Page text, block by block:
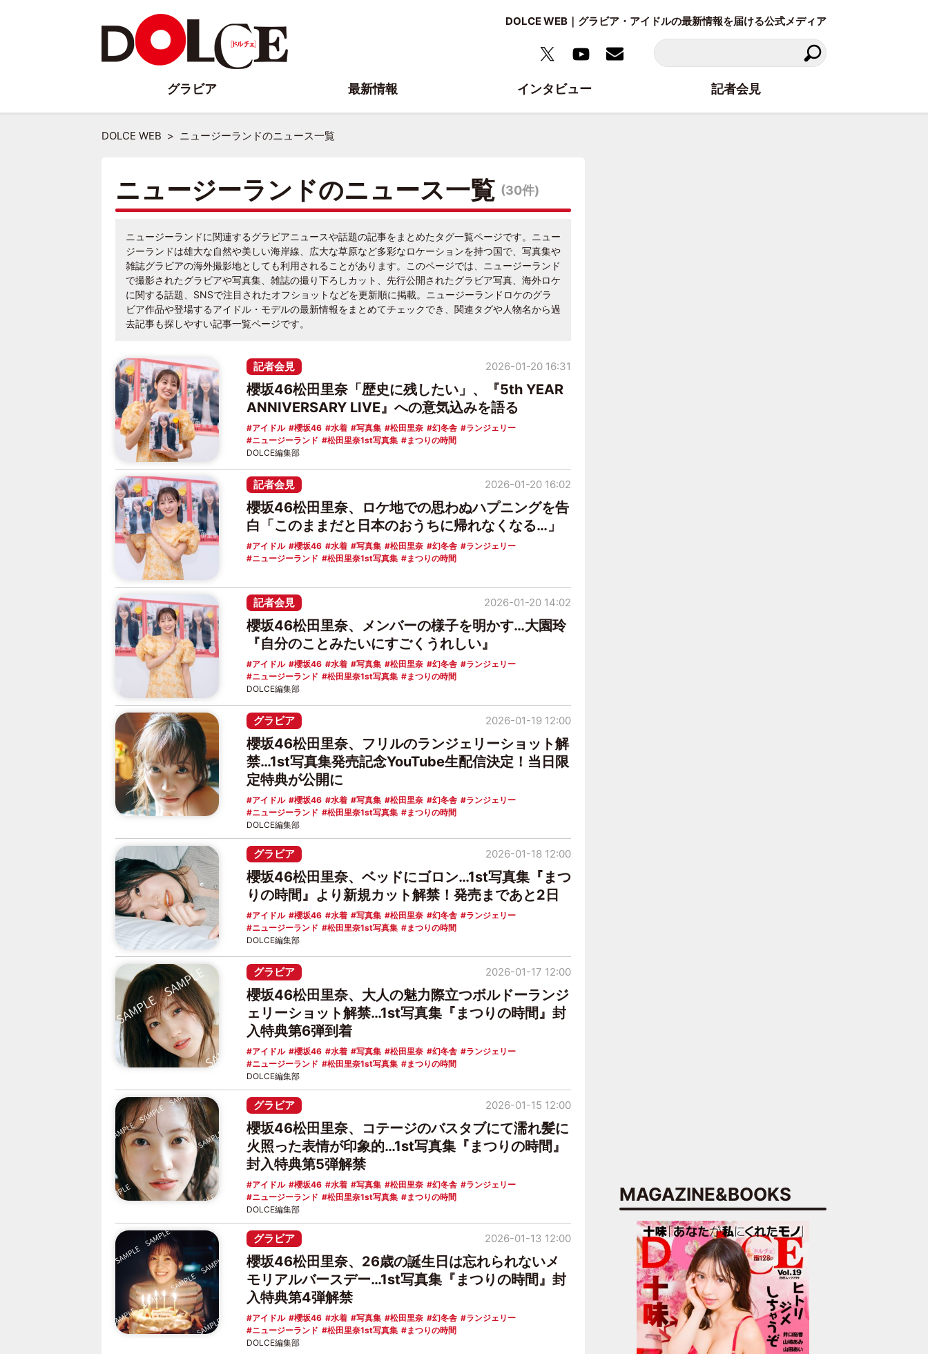
DOLCE WEB｜グラビア・アイドルの最新情報を届ける公式メディア
DOLCE WEB ニュージーランドのニュース一覧
ニュージーランドのニュース一覧 (30件)
ニュージーランドに関連するグラビアニュースや話題の記事をまとめたタグ一覧ページです。ニュー
ジーランドは雄大な自然や美しい海岸線、広大な草原など多彩なロケーションを持つ国で、写真集や
雑誌グラビアの海外撮影地としても利用されることがあります。このページでは、ニュージーランド
で撮影されたグラビアや写真集、雑誌の撮り下ろしカット、先行公開されたグラビア写真、海外ロケ
に関する話題、SNSで注目されたオフショットなどを更新順に掲載。ニュージーランドロケのグラ
ビア作品や登場するアイドル・モデルの最新情報をまとめてチェックでき、関連タグや人物名から過
去記事も探しやすい記事一覧ページです。
記者会見
櫻坂46松田里奈「歴史に残したい」、『5th YEAR
ANNIVERSARY LIVE』への意気込みを語る
アイドル 櫻坂46 水着 写真集 松田里奈 幻冬舎
ランジェリー
ニュージーランド
松田里奈1st写真集 まつりの時間
2026-01-20 16:31
DOLCE編集部
記者会見
櫻坂46松田里奈、ロケ地での思わぬハプニングを告
白「このままだと日本のおうちに帰れなくなる…」
アイドル 櫻坂46 水着 写真集 松田里奈 幻冬舎
ランジェリー
ニュージーランド
松田里奈1st写真集 まつりの時間
2026-01-20 16:02
記者会見
櫻坂46松田里奈、メンバーの様子を明かす…大園玲
『自分のことみたいにすごくうれしい』
アイドル 櫻坂46 水着 写真集 松田里奈 幻冬舎
ランジェリー
ニュージーランド
松田里奈1st写真集 まつりの時間
2026-01-20 14:02
DOLCE編集部
グラビア
櫻坂46松田里奈、フリルのランジェリーショット解
禁…1st写真集発売記念YouTube生配信決定！当日限
定特典が公開に
アイドル 櫻坂46 水着 写真集 松田里奈 幻冬舎
ランジェリー
ニュージーランド
松田里奈1st写真集 まつりの時間
2026-01-19 12:00
DOLCE編集部
グラビア
櫻坂46松田里奈、ベッドにゴロン…1st写真集『まつ
りの時間』より新規カット解禁！発売まであと2日
アイドル 櫻坂46 水着 写真集 松田里奈 幻冬舎
ランジェリー
ニュージーランド
松田里奈1st写真集 まつりの時間
2026-01-18 12:00
DOLCE編集部
グラビア
櫻坂46松田里奈、大人の魅力際立つボルドーランジ
ェリーショット解禁…1st写真集『まつりの時間』封
入特典第6弾到着
アイドル 櫻坂46 水着 写真集 松田里奈 幻冬舎
ランジェリー
ニュージーランド
松田里奈1st写真集 まつりの時間
2026-01-17 12:00
DOLCE編集部
グラビア
櫻坂46松田里奈、コテージのバスタブにて濡れ髪に
火照った表情が印象的…1st写真集『まつりの時間』
封入特典第5弾解禁
アイドル 櫻坂46 水着 写真集 松田里奈 幻冬舎
ランジェリー
ニュージーランド
松田里奈1st写真集 まつりの時間
2026-01-15 12:00
DOLCE編集部
グラビア
櫻坂46松田里奈、26歳の誕生日は忘れられないメ
モリアルバースデー…1st写真集『まつりの時間』封
入特典第4弾解禁
アイドル 櫻坂46 水着 写真集 松田里奈 幻冬舎
ランジェリー
ニュージーランド
松田里奈1st写真集 まつりの時間
2026-01-13 12:00
DOLCE編集部
MAGAZINE&BOOKS
グラビア 最新情報 インタビュー 記者会見